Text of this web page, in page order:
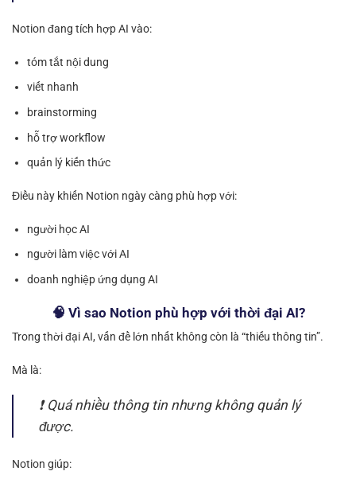
Notion đang tích hợp AI vào:
tóm tắt nội dung
viết nhanh
brainstorming
hỗ trợ workflow
quản lý kiến thức
Điều này khiến Notion ngày càng phù hợp với:
người học AI
người làm việc với AI
doanh nghiệp ứng dụng AI
🧠 Vì sao Notion phù hợp với thời đại AI?
Trong thời đại AI, vấn đề lớn nhất không còn là “thiếu thông tin”.
Mà là:
❗ Quá nhiều thông tin nhưng không quản lý
được.
Notion giúp: